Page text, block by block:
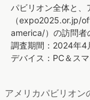
パビリオン全体と、
（expo2025.or.jp/
america/）の訪問者
調査期間：2024年4
デバイス：PC＆ス
アメリカパビリオン